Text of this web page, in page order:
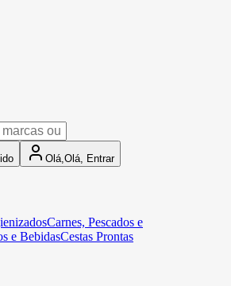
Olá, Olá, Entrar
Carnes, Pescados e
e BebidasCestas Prontas